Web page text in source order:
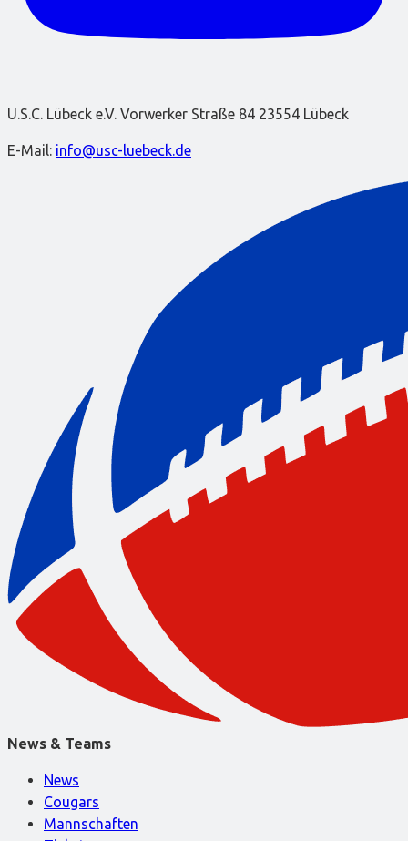
U.S.C. Lübeck e.V. Vorwerker Straße 84 23554 Lübeck
E-Mail: info@usc-luebeck.de
News & Teams
News
Cougars
Mannschaften